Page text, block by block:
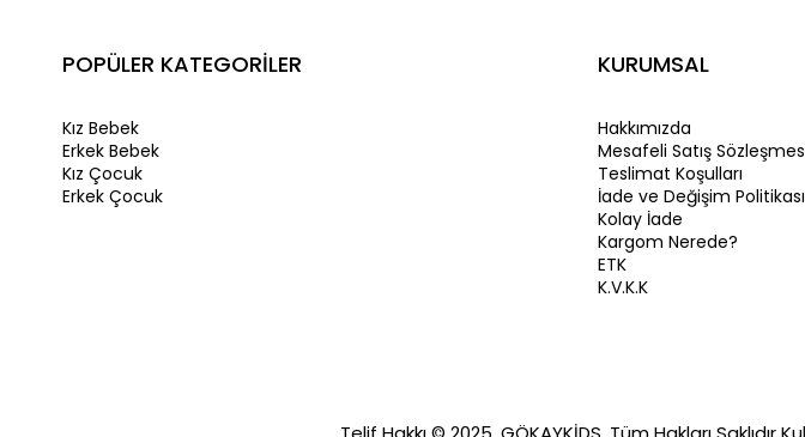
POPÜLER KATEGORİLER
Kız Bebek
Erkek Bebek
Kız Çocuk
Erkek Çocuk
KURUMSAL
Hakkımızda
Mesafeli Satış
Teslimat Koşulları
İade ve Değişim Politikası
Kolay İade
Kargom Nerede?
ETK
K.V.K.K